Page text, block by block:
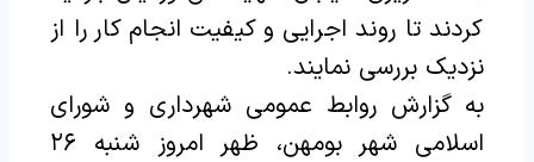
کردند تا روند اجرایی و کیفیت انجام کار را از
نزدیک بررسی نمایند.
به گزارش روابط عمومی شهرداری و شورای
اسلامی شهر بومهن، ظهر امروز شنبه ۲۶